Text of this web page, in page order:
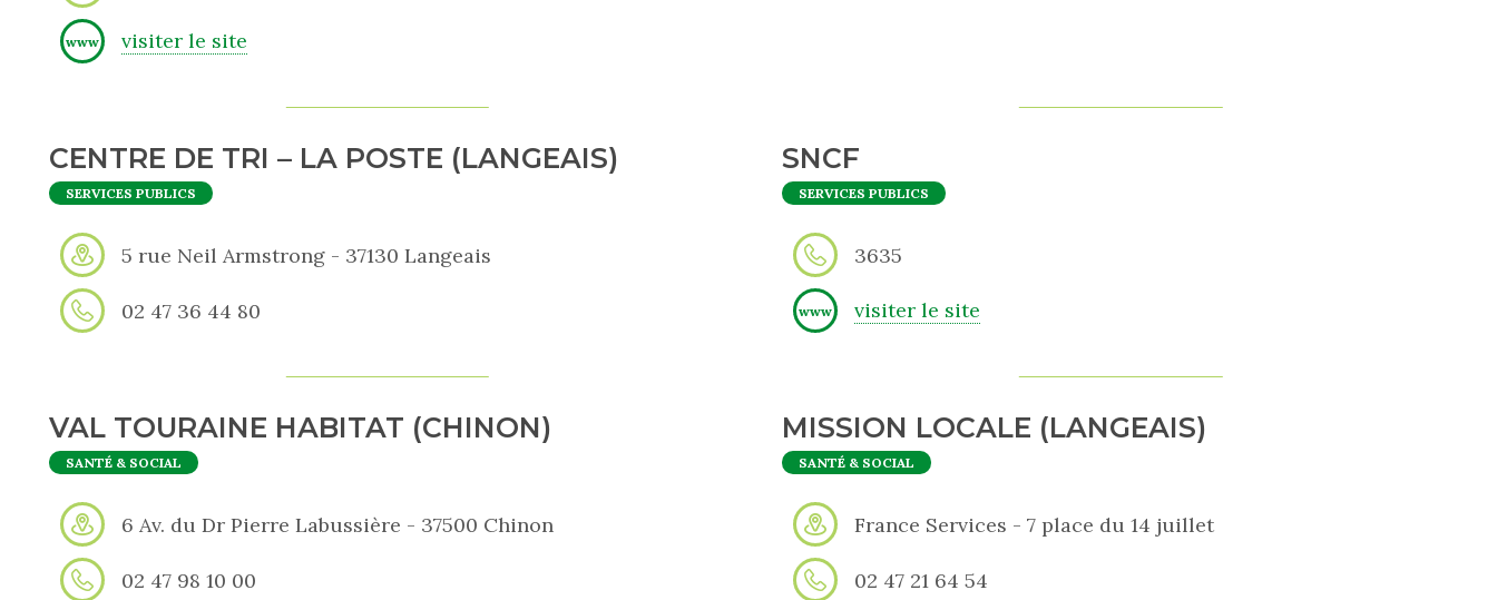
www visiter le site
CENTRE DE TRI – LA POSTE (LANGEAIS)
SERVICES PUBLICS
5 rue Neil Armstrong - 37130 Langeais
02 47 36 44 80
SNCF
SERVICES PUBLICS
3635
www visiter le site
VAL TOURAINE HABITAT (CHINON)
SANTÉ & SOCIAL
6 Av. du Dr Pierre Labussière - 37500 Chinon
02 47 98 10 00
MISSION LOCALE (LANGEAIS)
SANTÉ & SOCIAL
France Services - 7 place du 14 juillet
02 47 21 64 54